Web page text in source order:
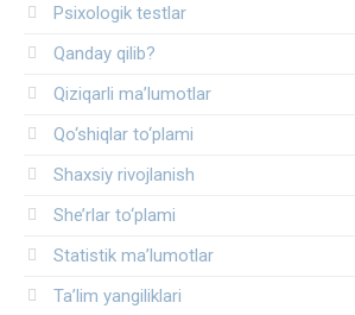
Psixologik testlar
Qanday qilib?
Qiziqarli ma’lumotlar
Qo‘shiqlar to‘plami
Shaxsiy rivojlanish
She’rlar to‘plami
Statistik ma’lumotlar
Ta’lim yangiliklari